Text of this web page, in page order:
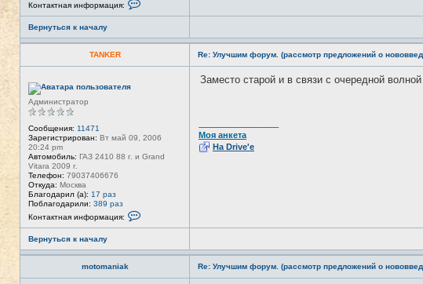
Контактная информация:
н
а
н
м
ц
з
а
Вернуться к началу
TANKER
Н
е
в
с
е
т
и
Администратор
Сообщения: 11471
Зарегистрирован: Вт май 09, 2006
20:24 pm
Автомобиль: ГАЗ 2410 88 г. и Grand
Vitara 2009 г.
Телефон: 79037406676
Откуда: Москва
Благодарил (а): 17 раз
Поблагодарили: 389 раз
Контактная информация:
н
а
н
Re: Улучшим форум. (рассмотр предложений о
Заместо старой и в связи с очередной
Моя анкета
На Drive'e
Вернуться к началу
motomaniak Re: Улучшим форум. (рассмотр предложений о